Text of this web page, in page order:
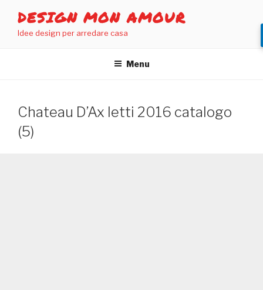
contenuto
DESIGN MON AMOUR
Idee design per arredare casa
Menu
Chateau D’Ax letti 2016 catalogo
(5)